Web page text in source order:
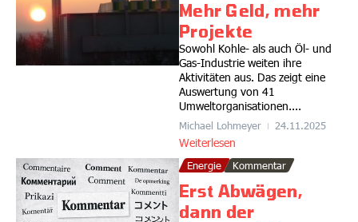
Mehr Geld, mehr
Projekte
Sowohl Kohle- als auch Öl- und
Gas-Industrie weiten ihre
Aktivitäten aus. Das zeigt eine
Auswertung von 41
Umweltorganisationen....
Michael Lohmeyer 24.11.2025
Weiterlesen
Energie Kommentar
Erst Abwägen,
dann der